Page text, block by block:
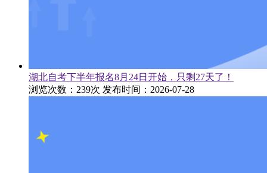
湖北自考下半年报名8月24日开始，只剩27天了！
浏览次数：239次 发布时间：2026-07-28